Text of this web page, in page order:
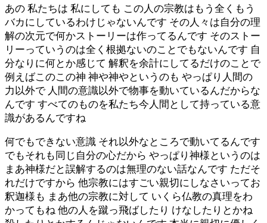
あの 私たちは 私にしても この人の宗教はもう全くもう
バカにしているわけじゃないんです その人々は自分の理
解の次元で何かストーリーは作ってるんです そのストー
リーっていうのは全く根拠ないのことでもないんです 自
分なりに何とか感じて 解釈を余計にしてるだけのことで
例えばこのこの神 神や神やというのも やっぱり人間の
力以外で 人間の意識以外で物事を動いているんだからな
んです すべてのものを私たち今人間として持っている意
識があるんですね
何でもできない意識 それ以外なところで動いてるんです
でもそれも同じ自分の心だから やっぱり神様というのは
まあ神様だと誤解するのは無理のない話なんです ただそ
れだけですから 他宗教にはすごい親切にしなさいってお
釈迦様も まあ他の宗教に対して いくら仏教の真理をわ
かってもね 他の人を蹴っ飛ばしたり けなしたりとかね